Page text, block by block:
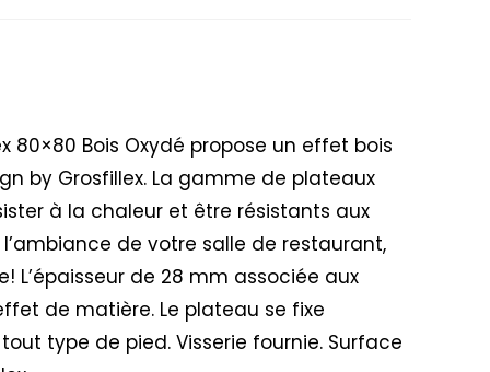
80×80 Bois Oxydé propose un effet bois
by Grosfillex. La gamme de plateaux
à la chaleur et être résistants aux
de votre salle de restaurant,
de 28 mm associée aux
de matière. Le plateau se fixe
type de pied. Visserie fournie. Surface